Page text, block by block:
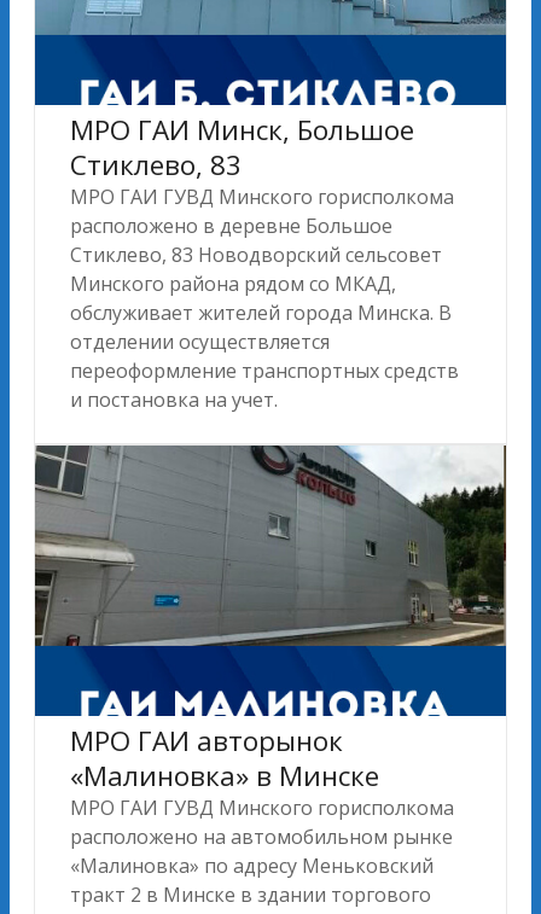
МРО ГАИ Минск, Большое
Стиклево, 83
МРО ГАИ ГУВД Минского горисполкома
расположено в деревне Большое
Стиклево, 83 Новодворский сельсовет
Минского района рядом со МКАД,
обслуживает жителей города Минска. В
отделении осуществляется
переоформление транспортных средств
и постановка на учет.
МРО ГАИ авторынок
«Малиновка» в Минске
МРО ГАИ ГУВД Минского горисполкома
расположено на автомобильном рынке
«Малиновка» по адресу Меньковский
тракт 2 в Минске в здании торгового